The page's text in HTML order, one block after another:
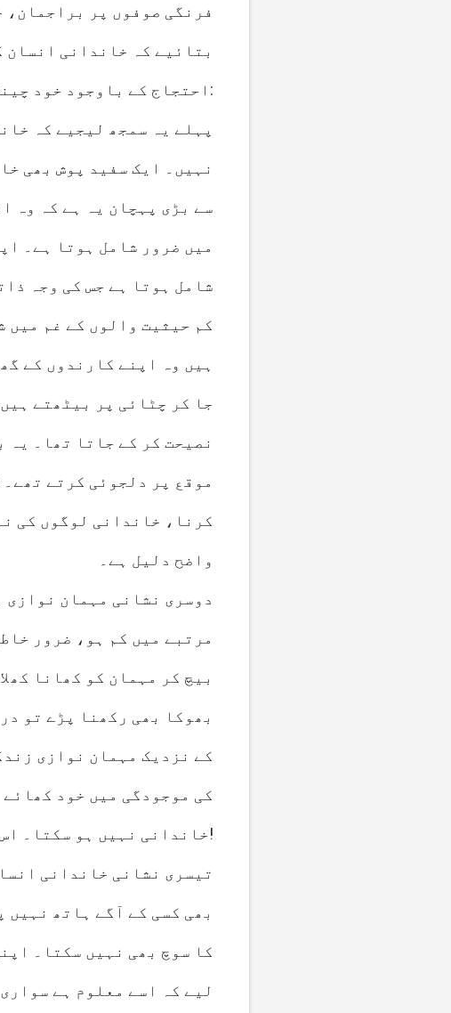
فرنگی صوفوں پر براجمان،
بتائیے کہ خاندانی
احتجاج کے باوجود خود چینک سے ہماری پیالیوں میں انڈیلی! پھر گویا ہوئے:
پہلے یہ سمجھ لیجیے کہ
نہیں۔ ایک سفید پوش بھی
سے بڑی پہچان یہ ہے کہ وہ
میں ضرور شامل ہوتا ہے۔
شامل ہوتا ہے جس کی وجہ
کم حیثیت والوں کے غم میں
ہیں وہ اپنے کارندوں کے
جا کر چٹائی پر بیٹھتے
نصیحت کر کے جاتا تھا۔ یہ
موقع پر دلجوئی کرتے
کرنا، خاندانی لوگوں کی
واضح دلیل ہے۔
دوسری نشانی مہمان نوازی
مرتبے میں کم ہو، ضرور
بیچ کر مہمان کو کھانا
بھوکا بھی رکھنا پڑے تو
کے نزدیک مہمان نوازی
کی موجودگی میں خود کھائے
خاندانی نہیں ہو سکتا۔ اس سے زیادہ پست ہمتی اور دنایت کا تصور بھی نہیں کیا جا سکتا!
تیسری نشانی خاندانی
بھی کسی کے آگے ہاتھ نہیں
کا سوچ بھی نہیں سکتا۔
لیے کہ اسے معلوم ہے